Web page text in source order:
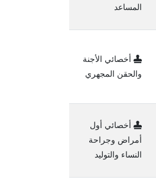
المساعد
أخصائي الأجنة
والحقن المجهري
أخصائي أول
أمراض وجراحة
النساء والتوليد